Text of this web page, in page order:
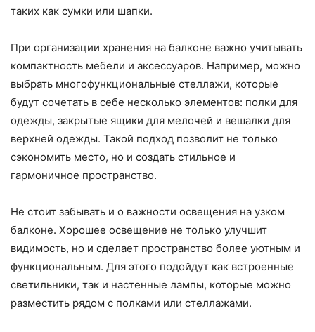
таких как сумки или шапки.
При организации хранения на балконе важно учитывать
компактность мебели и аксессуаров. Например, можно
выбрать многофункциональные стеллажи, которые
будут сочетать в себе несколько элементов: полки для
одежды, закрытые ящики для мелочей и вешалки для
верхней одежды. Такой подход позволит не только
сэкономить место, но и создать стильное и
гармоничное пространство.
Не стоит забывать и о важности освещения на узком
балконе. Хорошее освещение не только улучшит
видимость, но и сделает пространство более уютным и
функциональным. Для этого подойдут как встроенные
светильники, так и настенные лампы, которые можно
разместить рядом с полками или стеллажами.